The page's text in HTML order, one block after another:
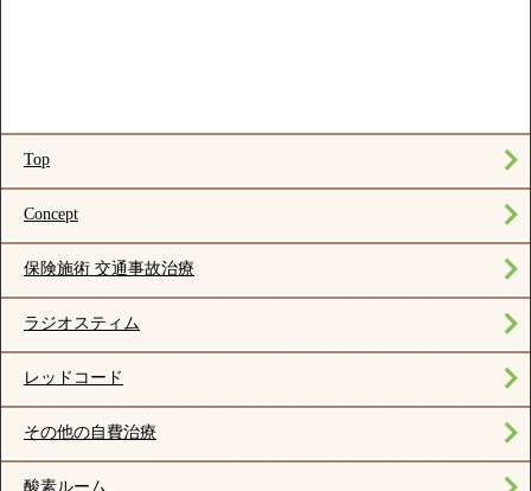
Top
Concept
保険施術 交通事故治療
ラジオスティム
レッドコード
その他の自費治療
酸素ルーム